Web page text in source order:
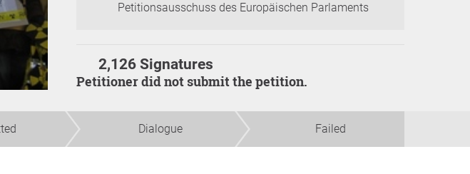
Petitionsausschuss des Europäischen Parlaments
2,126 Signatures
Petitioner did not submit the petition.
Dialogue Failed